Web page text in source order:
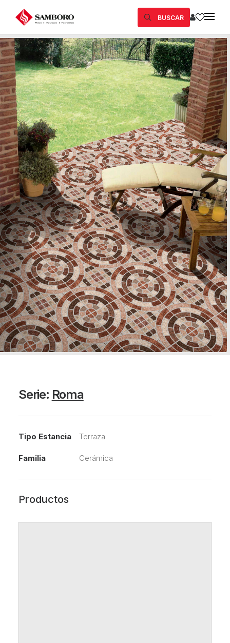
BUSCAR
Serie: Roma
Tipo Estancia Terraza
Familia Cerámica
Productos